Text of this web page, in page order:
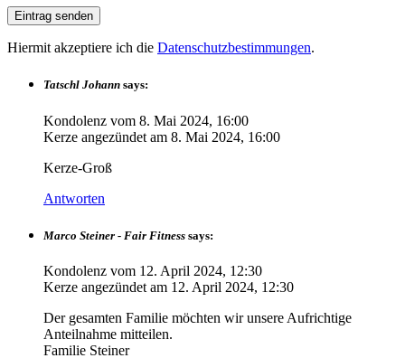
Hiermit akzeptiere ich die Datenschutzbestimmungen.
Tatschl Johann says:
Kondolenz vom 8. Mai 2024, 16:00
Kerze angezündet am 8. Mai 2024, 16:00
Kerze-Groß
Antworten
Marco Steiner - Fair Fitness says:
Kondolenz vom 12. April 2024, 12:30
Kerze angezündet am 12. April 2024, 12:30
Der gesamten Familie möchten wir unsere Aufrichtige
Anteilnahme mitteilen.
Familie Steiner